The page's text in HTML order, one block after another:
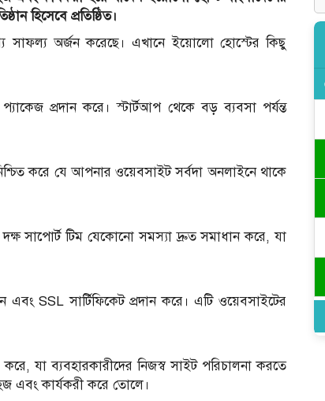
হিসেবে প্রতিষ্ঠিত।
সাফল্য অর্জন করেছে। এখানে ইয়োলো হোস্টের কিছু
প্রদান করে। স্টার্টআপ থেকে বড় ব্যবসা পর্যন্ত
করে যে আপনার ওয়েবসাইট সর্বদা অনলাইনে থাকে
সাপোর্ট টিম যেকোনো সমস্যা দ্রুত সমাধান করে, যা
এবং SSL সার্টিফিকেট প্রদান করে। এটি ওয়েবসাইটের
যা ব্যবহারকারীদের নিজস্ব সাইট পরিচালনা করতে
এবং কার্যকরী করে তোলে।